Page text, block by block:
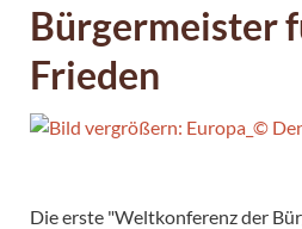
Bürgermeister
Frieden
Die erste "Weltkonferenz der